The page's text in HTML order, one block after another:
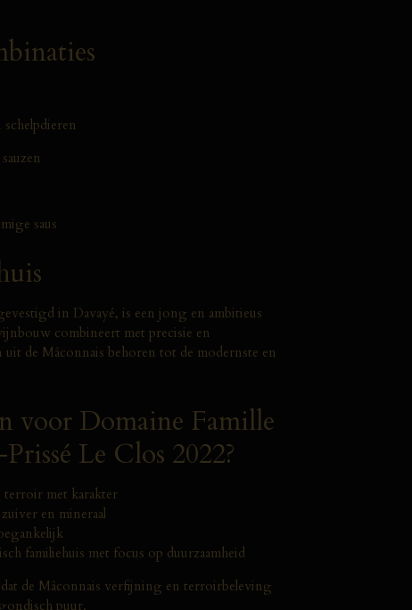
saus
in Davayé, is een jong en ambitieus
combineert met precisie en
de Mâconnais behoren tot de modernste en
voor Domaine Famille
Le Clos 2022?
terroir met karakter
en mineraal
familiehuis met focus op duurzaamheid
de Mâconnais verfijning en terroirbeleving
puur.